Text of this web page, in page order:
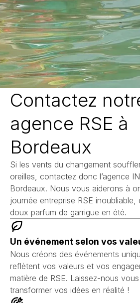
Contactez
agence RSE à
Bordeaux
Si les vents du changement
oreilles, contactez donc l’agence
Bordeaux. Nous vous aiderons à
journée entreprise RSE inoubliable,
doux parfum de garrigue en été.
Un événement selon vos
Nous créons des événements
reflètent vos valeurs et vos
matière de RSE. Laissez-nous
transformer vos idées en réalité !